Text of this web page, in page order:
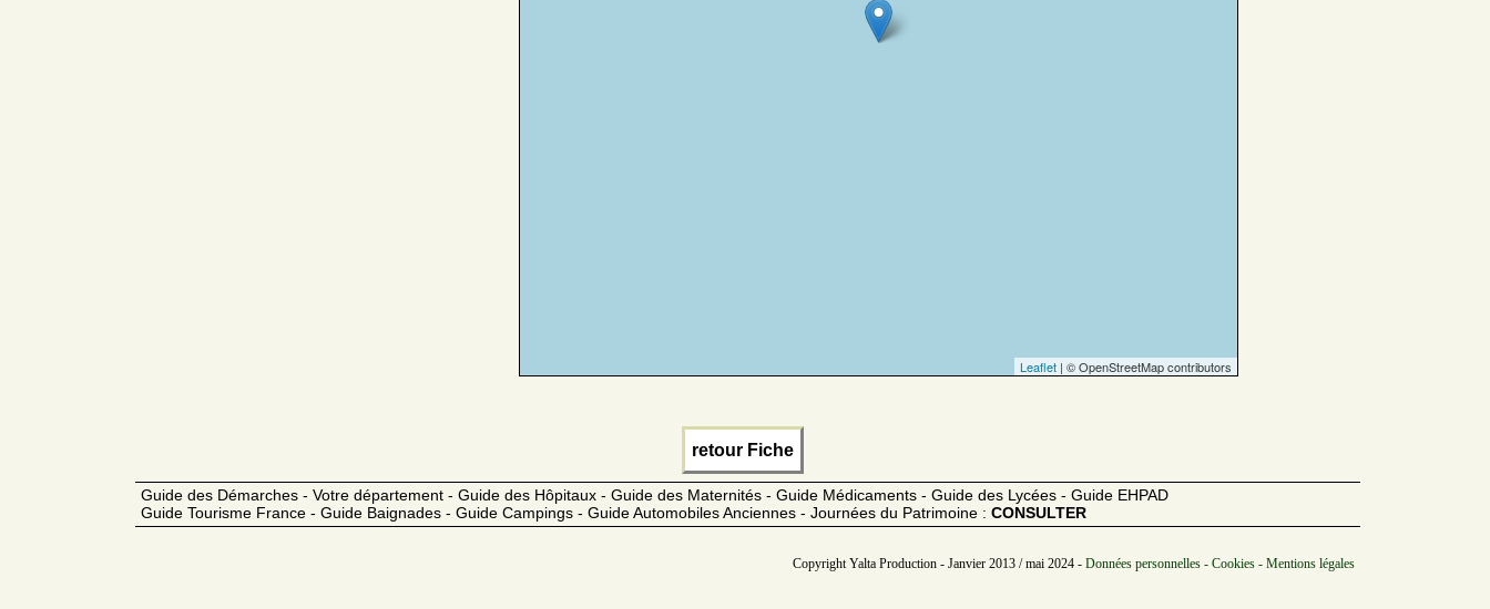
Leaflet| © OpenStreetMap contributors
retour Fiche
Guide des Démarches - Votre département - Guide des Hôpitaux - Guide des Maternités - Guide Médicaments - Guide des Lycées - Guide EHPAD
Guide Tourisme France - Guide Baignades - Guide Campings - Guide Automobiles Anciennes - Journées du Patrimoine : CONSULTER
Copyright Yalta Production - Janvier 2013 / mai 2024 - Données personnelles - Cookies - Mentions légales